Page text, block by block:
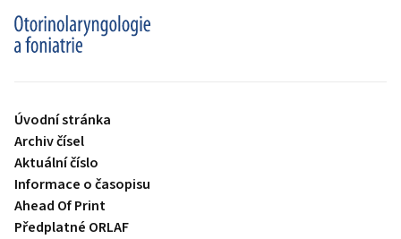
proLékaře.cz
Úvodní stránka
Archiv čísel
Aktuální číslo
Informace o časopisu
Ahead Of Print
Předplatné ORLAF